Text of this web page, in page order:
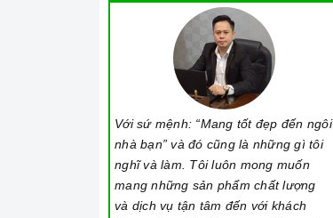
Với sứ mệnh: “Mang tốt đẹp đến ngôi
nhà bạn” và đó cũng là những gì tôi
nghĩ và làm. Tôi luôn mong muốn
mang những sản phẩm chất lượng
và dịch vụ tận tâm đến với khách